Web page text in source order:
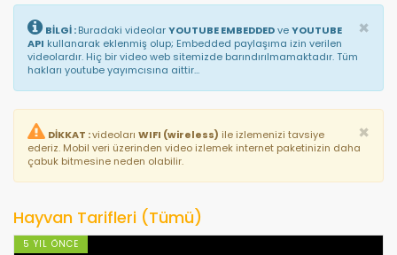
×
BİLGİ :Buradaki videolarYOUTUBE EMBEDDEDveYOUTUBE
API kullanarak eklenmiş olup; Embedded paylaşıma izin verilen
videolardır. Hiç bir video web sitemizde barındırılmamaktadır. Tüm
hakları youtube yayımcısına aittir...
×
DİKKAT :videoları WIFI (wireless) ile izlemenizi tavsiye
ederiz. Mobil veri üzerinden video izlemek internet paketinizin daha
çabuk bitmesine neden olabilir.
Hayvan Tarifleri (Tümü)
5 YIL ÖNCE